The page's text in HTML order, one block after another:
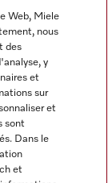
Web, Miele
nous
des
y
et
sur
et
sont
Dans le
et